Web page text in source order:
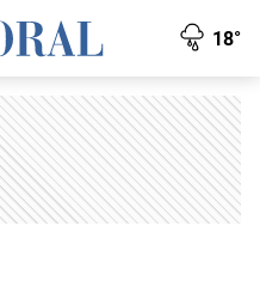
18°